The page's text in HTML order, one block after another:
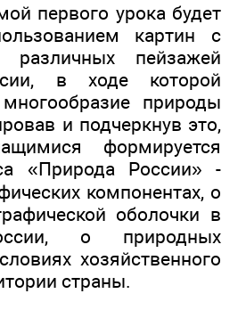
первого урока будет
картин с
различных пейзажей
в ходе которой
природы
и подчеркнув это,
формируется
«Природа России» -
компонентах, о
оболочки в
о природных
хозяйственного
страны.